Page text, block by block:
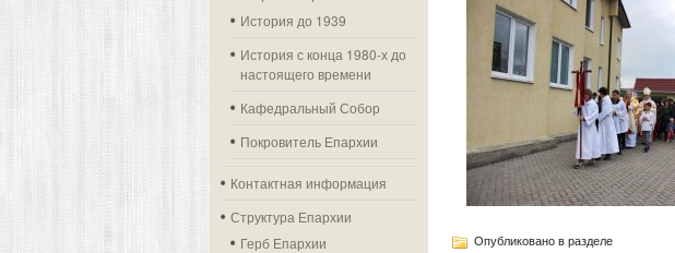
История до 1939
История с конца 1980-х до
настоящего времени
Кафедральный Собор
Покровитель Епархии
Контактная информация
Структура Епархии
Герб Епархии
Опубликовано в разделе